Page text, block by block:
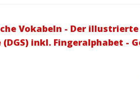
Vokabeln - Der illustrierte
inkl. Fingeralphabet -